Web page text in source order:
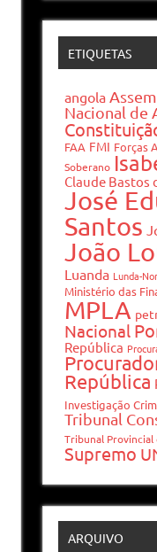
ETIQUETAS
angola
Nacional de
FAA FMI Forças
Soberano
Claude Bastos
José
Santos
João
Luanda Lunda-
Ministério das
MPLA
Nacional
República
República
Investigação
Tribunal
Tribunal Provincial
Supremo
ARQUIVO